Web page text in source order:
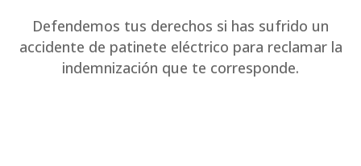
Defendemos tus derechos si has sufrido un
accidente de patinete eléctrico para reclamar la
indemnización que te corresponde.